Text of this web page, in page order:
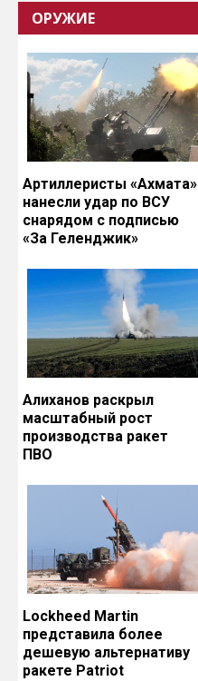
ОРУЖИЕ
Артиллеристы «Ахмата»
нанесли удар по ВСУ
снарядом с подписью
«За Геленджик»
Алиханов раскрыл
масштабный рост
производства ракет
ПВО
Lockheed Martin
представила более
дешевую альтернативу
ракете Patriot